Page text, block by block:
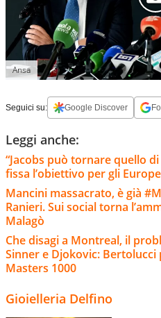
Ansa
Seguici su: Google Discover
Leggi anche:
“Jacobs può tornare quello
fissa l’obiettivo per gli
Mancini massacrato, è già
Ranieri. Sui social torna
Malagò
Che disagi a Montreal, il
Sinner e Djokovic:
Masters 1000
Gioielleria Delfino